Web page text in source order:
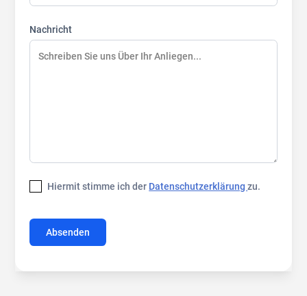
Nachricht
Hiermit stimme ich der Datenschutzerklärungzu.